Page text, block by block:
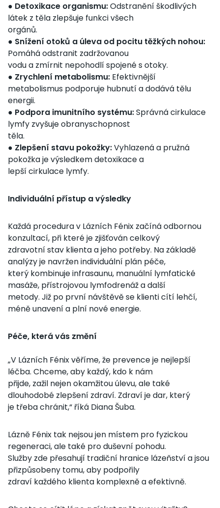
● Detoxikace organismu:Odstranění škodlivých
látek z těla zlepšuje funkci všech
orgánů.
● Snížení otoků a úleva od pocitu těžkých nohou:
Pomáhá odstranit zadržovanou
vodu a zmírnit nepohodlí spojené s otoky.
● Zrychlení metabolismu: Efektivnější
metabolismus podporuje hubnutí a dodává tělu
energii.
● Podpora imunitního systému:Správná cirkulace
lymfy zvyšuje obranyschopnost
těla.
● Zlepšení stavu pokožky:Vyhlazená a pružná
pokožka je výsledkem detoxikace a
lepší cirkulace lymfy.
Individuální přístup a výsledky
Každá procedura v Lázních Fénix začíná odbornou
konzultací, při které je zjišťován celkový
zdravotní stav klienta a jeho potřeby. Na základě
analýzy je navržen individuální plán péče,
který kombinuje infrasaunu, manuální lymfatické
masáže, přístrojovou lymfodrenáž a další
metody. Již po první návštěvě se klienti cítí lehčí,
méně unavení a plní nové energie.
Péče, která vás změní
„V Lázních Fénix věříme, že prevence je nejlepší
léčba. Chceme, aby každý, kdo k nám
přijde, zažil nejen okamžitou úlevu, ale také
dlouhodobé zlepšení zdraví. Zdraví je dar, který
je třeba chránit,“ říká Diana Šuba.
Lázně Fénix tak nejsou jen místem pro fyzickou
regeneraci, ale také pro duševní pohodu.
Služby zde přesahují tradiční hranice lázeňství a jsou
přizpůsobeny tomu, aby podpořily
zdraví každého klienta komplexně a efektivně.